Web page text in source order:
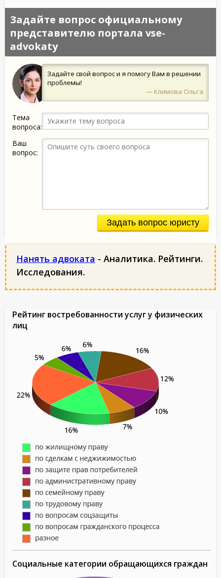
Задайте вопрос официальному
представителю портала vse-
advokaty
Задайте свой вопрос и я помогу Вам в решении
проблемы!
— Климова Ольга
Тема
вопроса:
Ваш
вопрос:
Задать вопрос юристу
Нанять адвоката - Аналитика. Рейтинги.
Исследования.
Рейтинг востребованности услуг у физических
лиц
Социальные категории обращающихся граждан